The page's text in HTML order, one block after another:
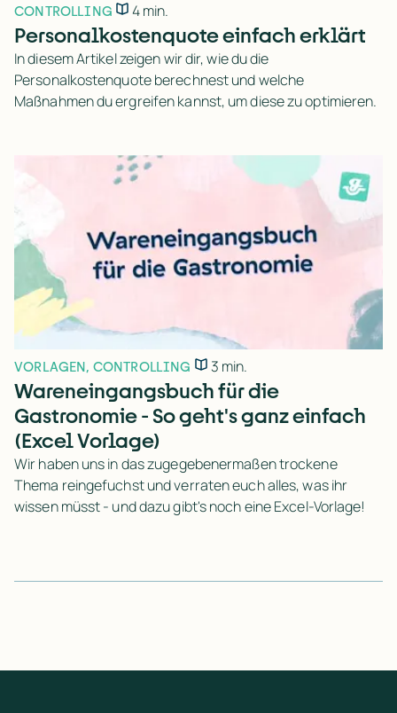
CONTROLLING 4 min.
Personalkostenquote einfach erklärt
In diesem Artikel zeigen wir dir, wie du die
Personalkostenquote berechnest und welche
Maßnahmen du ergreifen kannst, um diese zu optimieren.
VORLAGEN, CONTROLLING 3 min.
Wareneingangsbuch für die
Gastronomie - So geht's ganz einfach
(Excel Vorlage)
Wir haben uns in das zugegebenermaßen trockene
Thema reingefuchst und verraten euch alles, was ihr
wissen müsst - und dazu gibt's noch eine Excel-Vorlage!